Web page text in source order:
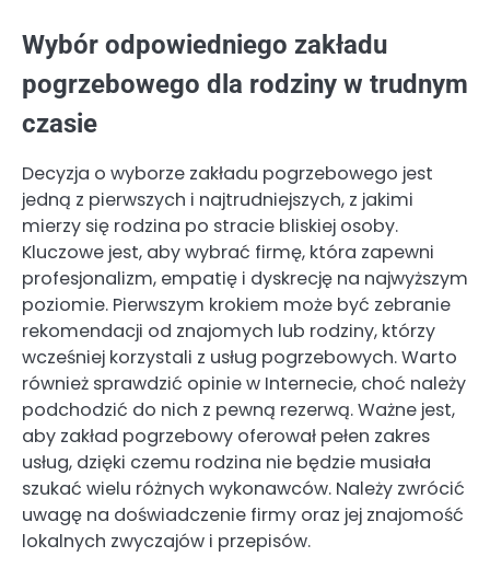
Wybór odpowiedniego zakładu
pogrzebowego dla rodziny w trudnym
czasie
Decyzja o wyborze zakładu pogrzebowego jest
jedną z pierwszych i najtrudniejszych, z jakimi
mierzy się rodzina po stracie bliskiej osoby.
Kluczowe jest, aby wybrać firmę, która zapewni
profesjonalizm, empatię i dyskrecję na najwyższym
poziomie. Pierwszym krokiem może być zebranie
rekomendacji od znajomych lub rodziny, którzy
wcześniej korzystali z usług pogrzebowych. Warto
również sprawdzić opinie w Internecie, choć należy
podchodzić do nich z pewną rezerwą. Ważne jest,
aby zakład pogrzebowy oferował pełen zakres
usług, dzięki czemu rodzina nie będzie musiała
szukać wielu różnych wykonawców. Należy zwrócić
uwagę na doświadczenie firmy oraz jej znajomość
lokalnych zwyczajów i przepisów.